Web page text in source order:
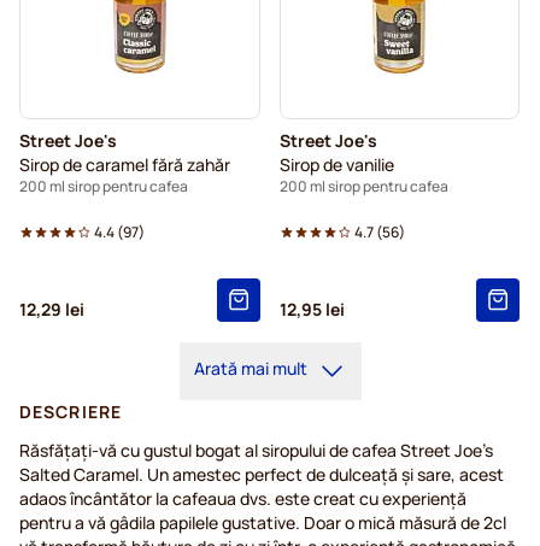
Street Joe's
Sirop de caramel fără zahăr
200 ml sirop pentru cafea
4.4(97)
12,29 lei
Street Joe's
Sirop de vanilie
200 ml sirop pentru cafea
4.7(56)
12,95 lei
Arată mai mult
DESCRIERE
Răsfățați-vă cu gustul bogat al siropului de cafea Street Joe's
Salted Caramel. Un amestec perfect de dulceață și sare, acest
adaos încântător la cafeaua dvs. este creat cu experiență
pentru a vă gâdila papilele gustative. Doar o mică măsură de 2cl